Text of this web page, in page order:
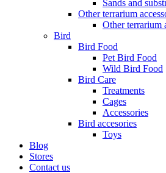
Sands and
Other terrarium
Other terrarium
Bird
Bird Food
Pet Bird Food
Wild Bird Food
Bird Care
Treatments
Cages
Accessories
Bird accesories
Toys
Blog
Stores
Contact us